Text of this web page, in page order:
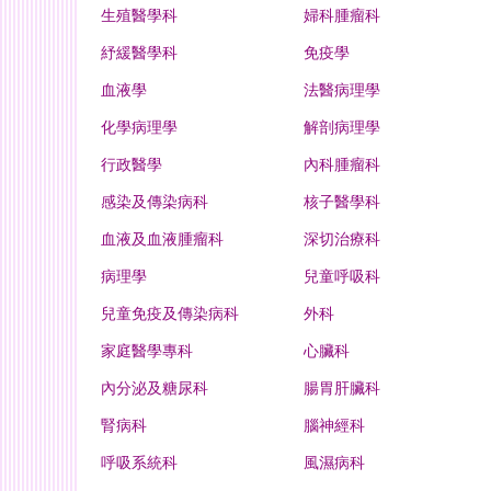
生殖醫學科 婦科腫瘤科
紓緩醫學科 免疫學
血液學 法醫病理學
化學病理學 解剖病理學
行政醫學 內科腫瘤科
感染及傳染病科 核子醫學科
血液及血液腫瘤科 深切治療科
病理學 兒童呼吸科
兒童免疫及傳染病科 外科
家庭醫學專科 心臟科
內分泌及糖尿科 腸胃肝臟科
腎病科 腦神經科
呼吸系統科 風濕病科